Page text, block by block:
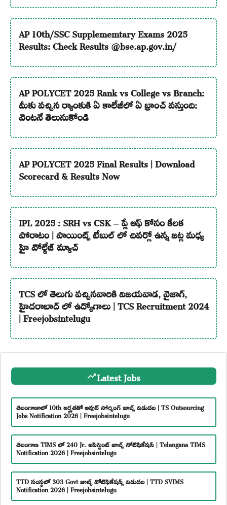
AP 10th/SSC Supplememtary Exams 2025
Results: Check Results @bse.ap.gov.in/
AP POLYCET 2025 Rank vs College vs Branch:
మీకు వచ్చిన ర్యాంకుకి ఏ కాలేజీలో ఏ బ్రాంచ్ వస్తుంది:
వెంటనే తెలుసుకోండి
AP POLYCET 2025 Final Results | Download
Scorecard & Results Now
IPL 2025 : SRH vs CSK – ప్లే ఆఫ్ కోసం కీలక
పోరాటం | పాయింట్స్ టేబుల్ లో చివర్లో ఉన్న జట్ల మధ్య
హై వోల్టేజ్ మ్యాచ్
TCS లో తెలుగు వచ్చినవారికి విజయవాడ, వైజాగ్,
హైదరాబాద్ లో ఉద్యోగాలు | TCS Recruitment 2024
| Freejobsintelugu
Latest Jobs
తెలంగాణాలో 10th అర్హతతో అవుట్ సోర్సింగ్ జాబ్స్ విడుదల | TS Outsourcing
Jobs Notification 2026 | Freejobsintelugu
తెలంగాణ TIMS లో 240 Jr. అసిస్టెంట్ జాబ్స్ నోటిఫికేషన్ | Telangana TIMS
Notification 2026 | Freejobsintelugu
TTD సంస్థలో 303 Govt జాబ్స్ నోటిఫికేషన్స్ విడుదల | TTD SVIMS
Notification 2026 | Freejobsintelugu